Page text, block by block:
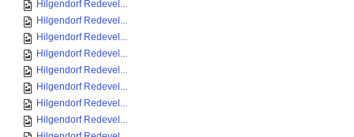
Hilgendorf Redevel...
Hilgendorf Redevel...
Hilgendorf Redevel...
Hilgendorf Redevel...
Hilgendorf Redevel...
Hilgendorf Redevel...
Hilgendorf Redevel...
Hilgendorf Redevel...